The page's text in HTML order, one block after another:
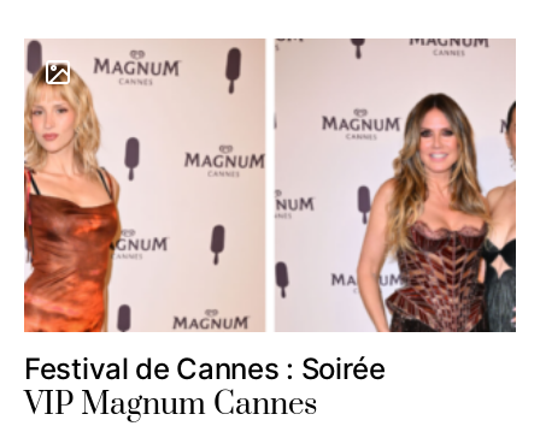
Festival de Cannes : Soirée
VIP Magnum Cannes